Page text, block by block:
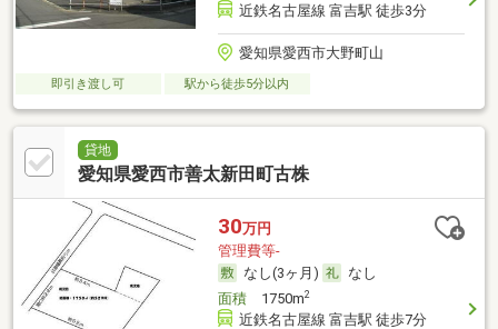
近鉄名古屋線 富吉駅 徒歩3分
愛知県愛西市大野町山
即引き渡し可 駅から徒歩5分以内
貸地
愛知県愛西市善太新田町古株
30万円
管理費等-
なし(3ヶ月)
なし
面積1750m2
近鉄名古屋線 富吉駅 徒歩7分